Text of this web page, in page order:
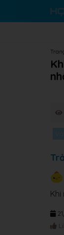
Khi